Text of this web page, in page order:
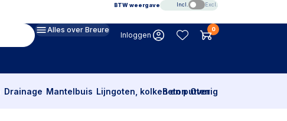
BTW weergave Incl. Excl.
Alles over Breure
Inloggen
0
Drainage Mantelbuis Lijngoten, kolken en putten
Beton Overig